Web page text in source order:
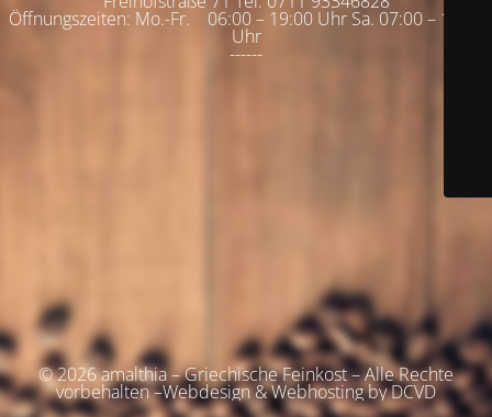
Öffnungszeiten: Mo.-Fr. 06:00 – 19:00 Uhr Sa. 07:00 – 19:00
Uhr
------
© 2026 amalthia – Griechische Feinkost – Alle Rechte
vorbehalten –Webdesign & Webhosting by DCVD